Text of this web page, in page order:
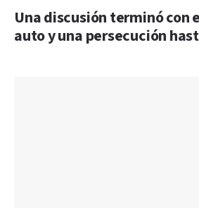
Una discusión terminó con
auto y una persecución